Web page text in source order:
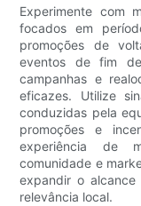
Experimente com
focados em
promoções de
eventos de fim
campanhas e
eficazes. Utilize
conduzidas pela
promoções e
experiência de
comunidade e
expandir o
relevância local.